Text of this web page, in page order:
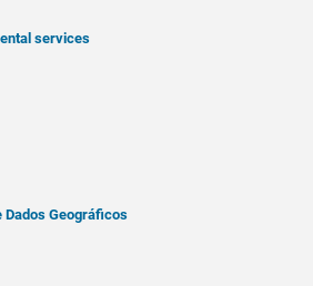
services
Dados Geográficos